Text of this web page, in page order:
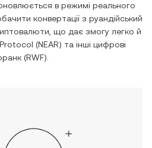
в режимі реального
конвертації з руандійський
що дає змогу легко й
(NEAR) та інші цифрові
(RWF).